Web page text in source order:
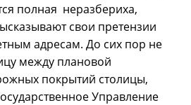
полная неразбериха,
свои претензии
адресам. До сих пор не
между плановой
покрытий столицы,
Управление